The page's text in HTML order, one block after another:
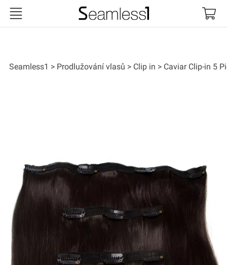
Seamless1 Prodlužování vlasů Clip in Caviar Clip-in 5